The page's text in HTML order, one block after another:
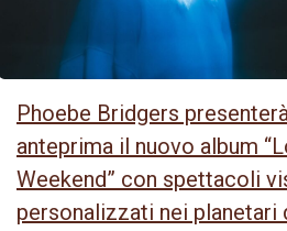
Phoebe Bridgers
anteprima il nuovo album
Weekend” con spettacoli
personalizzati nei planetari